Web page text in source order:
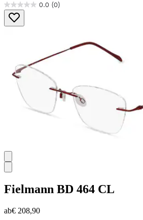
0.0 (0)
0.0
von
5
Fielmann BD 464 CL
ab€ 208,90